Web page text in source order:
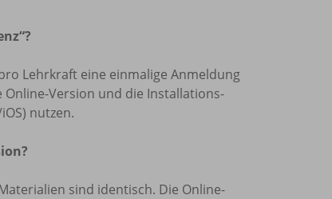
Lehrkraft eine einmalige Anmeldung
Version und die Installations-
nutzen.
sind identisch. Die Online-